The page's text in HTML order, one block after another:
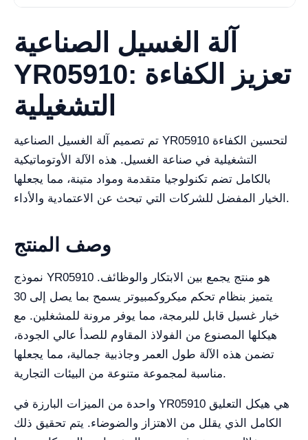
آلة الغسيل الصناعية
YR05910: تعزيز الكفاءة
التشغيلية
تم تصميم آلة الغسيل الصناعية YR05910 لتحسين الكفاءة
التشغيلية في صناعة الغسيل. هذه الآلة الأوتوماتيكية
بالكامل تضم تكنولوجيا متقدمة ومواد متينة، مما يجعلها
الخيار المفضل للشركات التي تبحث عن الاعتمادية والأداء.
وصف المنتج
نموذج YR05910 هو منتج يجمع بين الابتكار والوظائف.
يتميز بنظام تحكم ميكروكمبيوتر يسمح بما يصل إلى 30
خيار غسيل قابل للبرمجة، مما يوفر مرونة للمشغلين. مع
هيكلها المصنوع من الفولاذ المقاوم للصدأ عالي الجودة،
تضمن هذه الآلة طول العمر وجاذبية جمالية، مما يجعلها
مناسبة لمجموعة متنوعة من البيئات التجارية.
واحدة من الميزات البارزة في YR05910 هي هيكل التعليق
الكامل الذي يقلل من الاهتزاز والضوضاء. يتم تحقيق ذلك